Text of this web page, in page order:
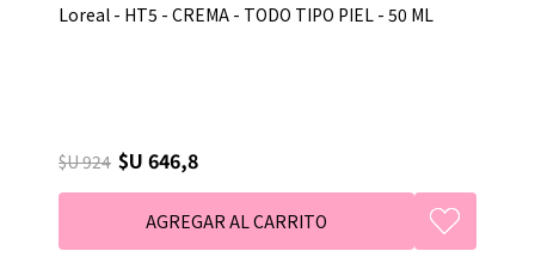
Loreal - HT5 - CREMA - TODO TIPO PIEL - 50 ML
$U 924 $U 646,8